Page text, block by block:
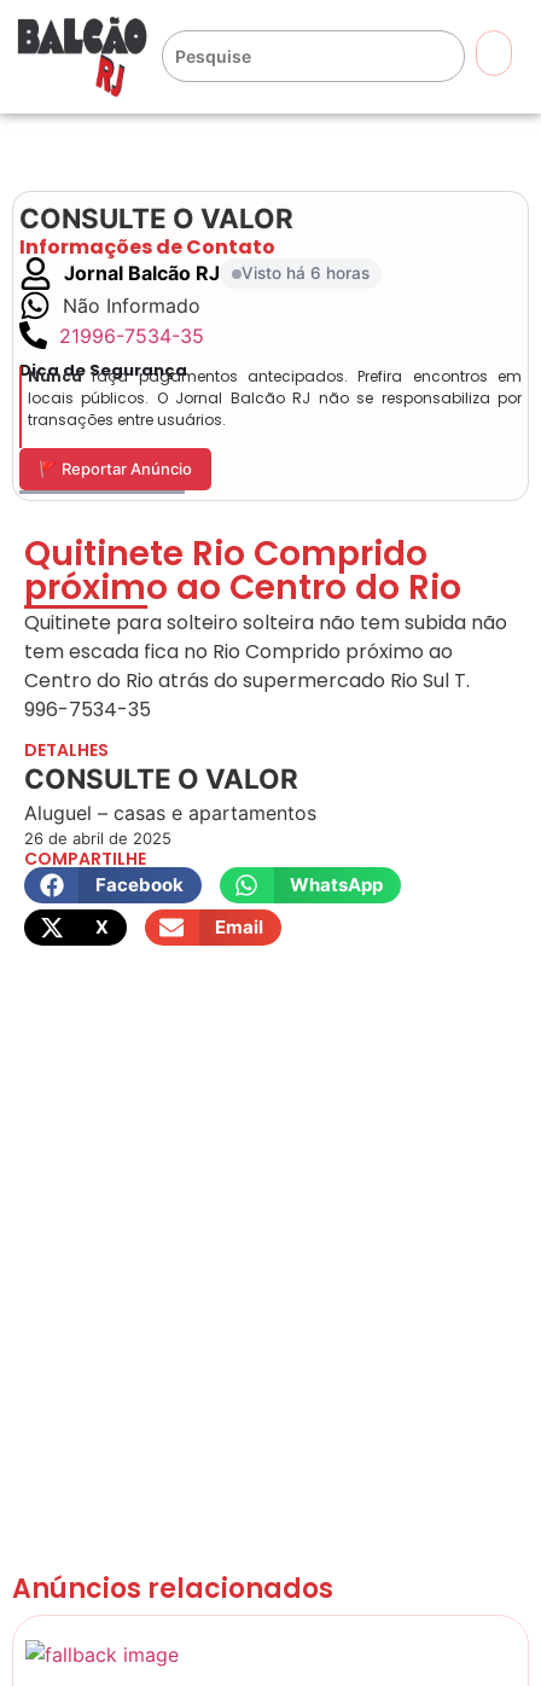
CONSULTE O VALOR
Informações de Contato
Jornal Balcão RJ Visto há 6 horas
Não Informado
21996-7534-35
Dica de Segurança
Nuncafaça pagamentos antecipados. Prefira encontros em
locais públicos. O Jornal Balcão RJ não se responsabiliza por
transações entre usuários.
🚩 Reportar Anúncio
Quitinete Rio Comprido
próximo ao Centro do Rio
Quitinete para solteiro solteira não tem subida não
tem escada fica no Rio Comprido próximo ao
Centro do Rio atrás do supermercado Rio Sul T.
996-7534-35
DETALHES
CONSULTE O VALOR
Aluguel – casas e apartamentos
26 de abril de 2025
COMPARTILHE
Facebook
WhatsApp
X
Email
Anúncios relacionados